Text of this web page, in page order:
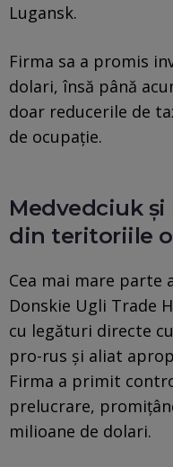
Lugansk.
Firma sa a promis
dolari, însă până
doar reducerile de
de ocupație.
Medvedciuk
din teritoriile
Cea mai mare parte
Donskie Ugli Trade
cu legături directe
pro-rus și aliat
Firma a primit
prelucrare,
milioane de dolari.